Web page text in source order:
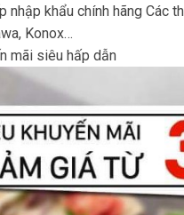
khẩu chính hãng Các
Konox…
mãi siêu hấp dẫn